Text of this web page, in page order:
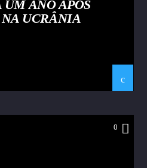
ANO APÓS
UCRÂNIA
0